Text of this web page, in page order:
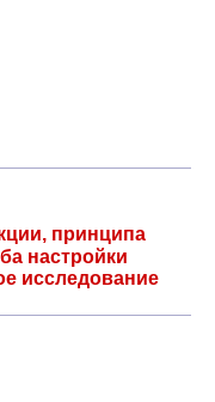
гр. ЭМ – 51
доцент
принципа
настройки
исследование